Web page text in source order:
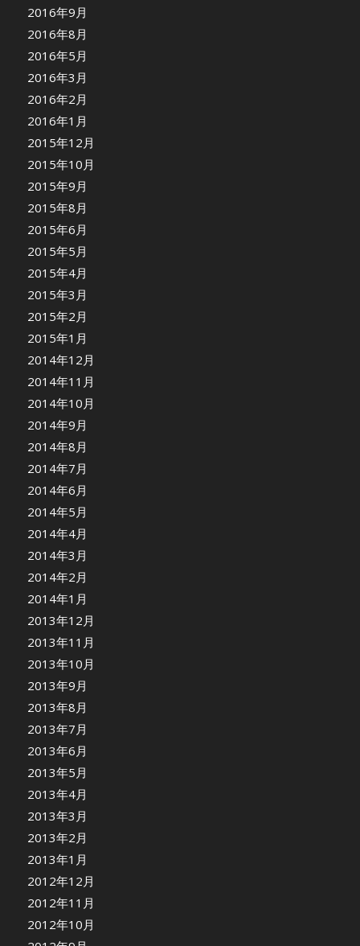
2016年9月
2016年8月
2016年5月
2016年3月
2016年2月
2016年1月
2015年12月
2015年10月
2015年9月
2015年8月
2015年6月
2015年5月
2015年4月
2015年3月
2015年2月
2015年1月
2014年12月
2014年11月
2014年10月
2014年9月
2014年8月
2014年7月
2014年6月
2014年5月
2014年4月
2014年3月
2014年2月
2014年1月
2013年12月
2013年11月
2013年10月
2013年9月
2013年8月
2013年7月
2013年6月
2013年5月
2013年4月
2013年3月
2013年2月
2013年1月
2012年12月
2012年11月
2012年10月